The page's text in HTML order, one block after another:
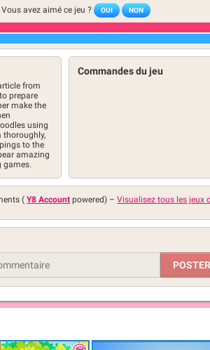
Vous avez aimé ce jeu ? OUI NON
from
prepare
make the
using
thoroughly,
to the
amazing
games.
Commandes du jeu
( Y8 Account powered) – Visualisez tous les jeux